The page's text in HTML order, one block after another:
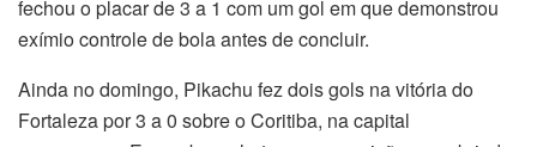
fechou o placar de 3 a 1 com um gol em que demonstrou
exímio controle de bola antes de concluir.
Ainda no domingo, Pikachu fez dois gols na vitória do
Fortaleza por 3 a 0 sobre o Coritiba, na capital